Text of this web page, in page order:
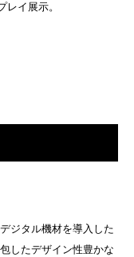
イ展示。
ジタル機材を導入した
したデザイン性豊かな